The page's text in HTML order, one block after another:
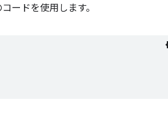
ードを使用します。